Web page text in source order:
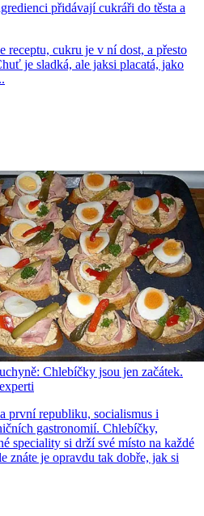
přidávají cukráři do těsta a
receptu, cukru je v ní dost, a přesto
je sladká, ale jaksi placatá, jako
Chlebíčky jsou jen začátek.
první republiku, socialismus i
gastronomií. Chlebíčky,
speciality si drží své místo na každé
znáte je opravdu tak dobře, jak si